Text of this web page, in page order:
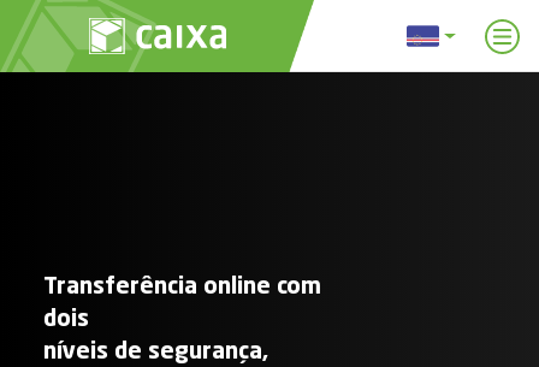
Transferência online com
dois
níveis de segurança,